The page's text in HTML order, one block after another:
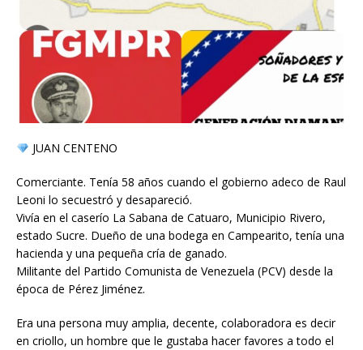
JUAN CENTENO
Comerciante. Tenía 58 años cuando el gobierno adeco de Raul
Leoni lo secuestró y desapareció.
Vivía en el caserío La Sabana de Catuaro, Municipio Rivero,
estado Sucre. Dueño de una bodega en Campearito, tenía una
hacienda y una pequeña cría de ganado.
Militante del Partido Comunista de Venezuela (PCV) desde la
época de Pérez Jiménez.
Era una persona muy amplia, decente, colaboradora es decir
en criollo, un hombre que le gustaba hacer favores a todo el